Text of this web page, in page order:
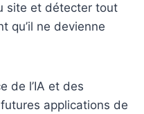
site et détecter tout
qu’il ne devienne
de l’IA et des
applications de